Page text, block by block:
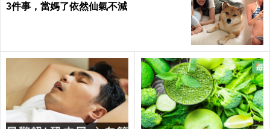
3件事，當媽了依然仙氣不減